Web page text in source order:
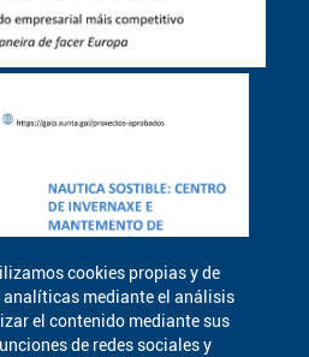
cookies propias y de
mediante el análisis
el contenido mediante sus
de redes sociales y